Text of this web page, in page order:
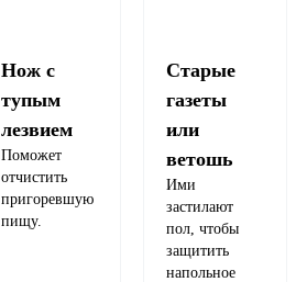
Нож с
тупым
лезвием
Поможет
отчистить
пригоревшую
пищу.
Старые
газеты
или
ветошь
Ими
застилают
пол, чтобы
защитить
напольное